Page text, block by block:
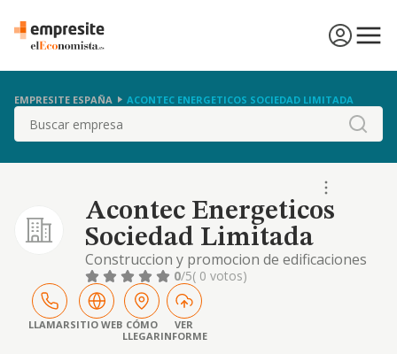
EMPRESITE ESPAÑA ACONTEC ENERGETICOS SOCIEDAD LIMITADA
Buscar
Acontec Energeticos
Sociedad Limitada
Construccion y promocion de edificaciones
urbanas, rusticas e industriales asi como la
instalacion completa y reparacion de
elementos de calefaccion, climatizacion,
electricidad, fontaneria, conducciones de
gas, gasoleo
0/5( 0 votos)
LLAMARSITIO WEB CÓMO
LLEGAR
VER
INFORME